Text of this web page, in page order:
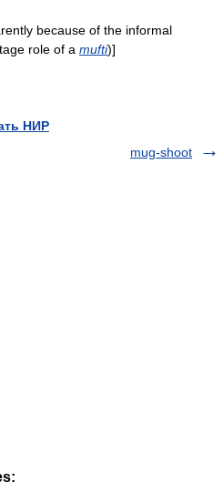
because of the informal
role of a mufti)]
НИР
mug-shoot